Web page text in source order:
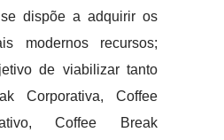
dispõe a adquirir os
modernos recursos;
de viabilizar tanto
Corporativa, Coffee
Coffee Break